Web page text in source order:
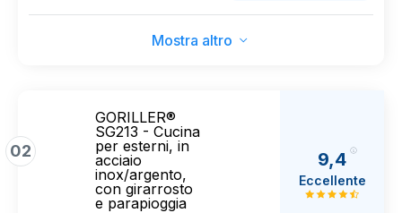
Mostra altro
02
GORILLER®
SG213 - Cucina
per esterni, in
acciaio
inox/argento,
con girarrosto
e parapioggia
9,4
Eccellente